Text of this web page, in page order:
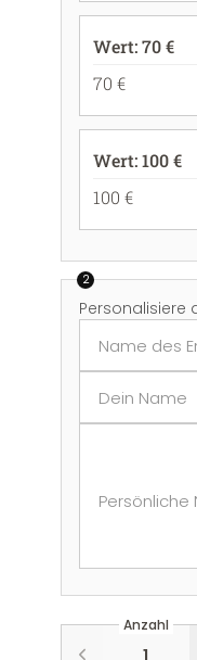
Wert: 70 €
70 €
Wert: 100 €
100 €
2
Personalisiere
Name des
Dein Name
Persönliche
Anzahl